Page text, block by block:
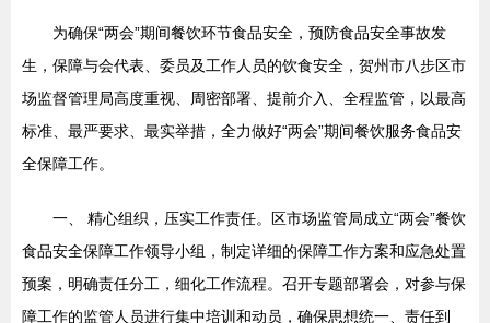
为确保“两会”期间餐饮环节食品安全，预防食品安全事故发
生，保障与会代表、委员及工作人员的饮食安全，贺州市八步区市
场监督管理局高度重视、周密部署、提前介入、全程监管，以最高
标准、最严要求、最实举措，全力做好“两会”期间餐饮服务食品安
全保障工作。
一、 精心组织，压实工作责任。区市场监管局成立“两会”餐饮
食品安全保障工作领导小组，制定详细的保障工作方案和应急处置
预案，明确责任分工，细化工作流程。召开专题部署会，对参与保
障工作的监管人员进行集中培训和动员，确保思想统一、责任到